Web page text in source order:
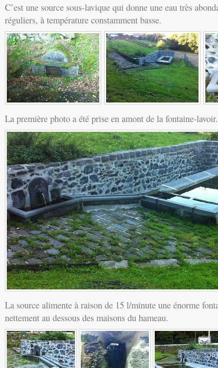
C’est une source sous-lavique qui donne une eau très
réguliers, à température constamment basse.
La première photo a été prise en amont de la fontaine-lavoir.
La source alimente à raison de 15 l/minute une énorme
nettement au dessous des maisons du hameau.